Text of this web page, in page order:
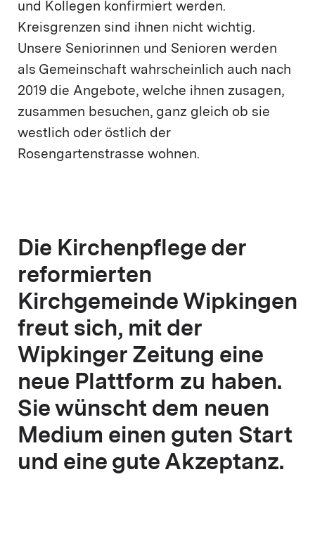
und Kollegen konfirmiert werden.
Kreisgrenzen sind ihnen nicht wichtig.
Unsere Seniorinnen und Senioren werden
als Gemeinschaft wahrscheinlich auch nach
2019 die Angebote, welche ihnen zusagen,
zusammen besuchen, ganz gleich ob sie
westlich oder östlich der
Rosengartenstrasse wohnen.
Die Kirchenpflege der
reformierten
Kirchgemeinde Wipkingen
freut sich, mit der
Wipkinger Zeitung eine
neue Plattform zu haben.
Sie wünscht dem neuen
Medium einen guten Start
und eine gute Akzeptanz.